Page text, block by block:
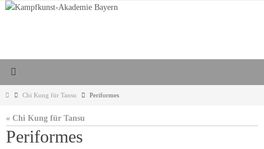
Zum
StartChi Kung für Tansu Periformes
« Chi Kung für Tansu
Periformes